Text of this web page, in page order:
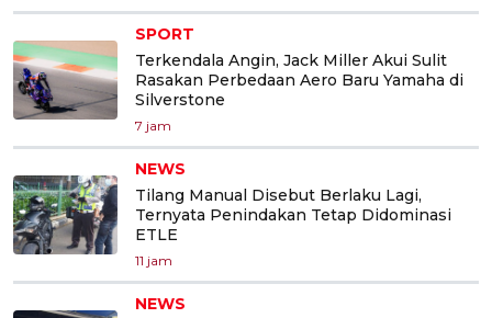
SPORT
Terkendala Angin, Jack Miller Akui Sulit
Rasakan Perbedaan Aero Baru Yamaha di
Silverstone
7 jam
NEWS
Tilang Manual Disebut Berlaku Lagi,
Ternyata Penindakan Tetap Didominasi
ETLE
11 jam
NEWS